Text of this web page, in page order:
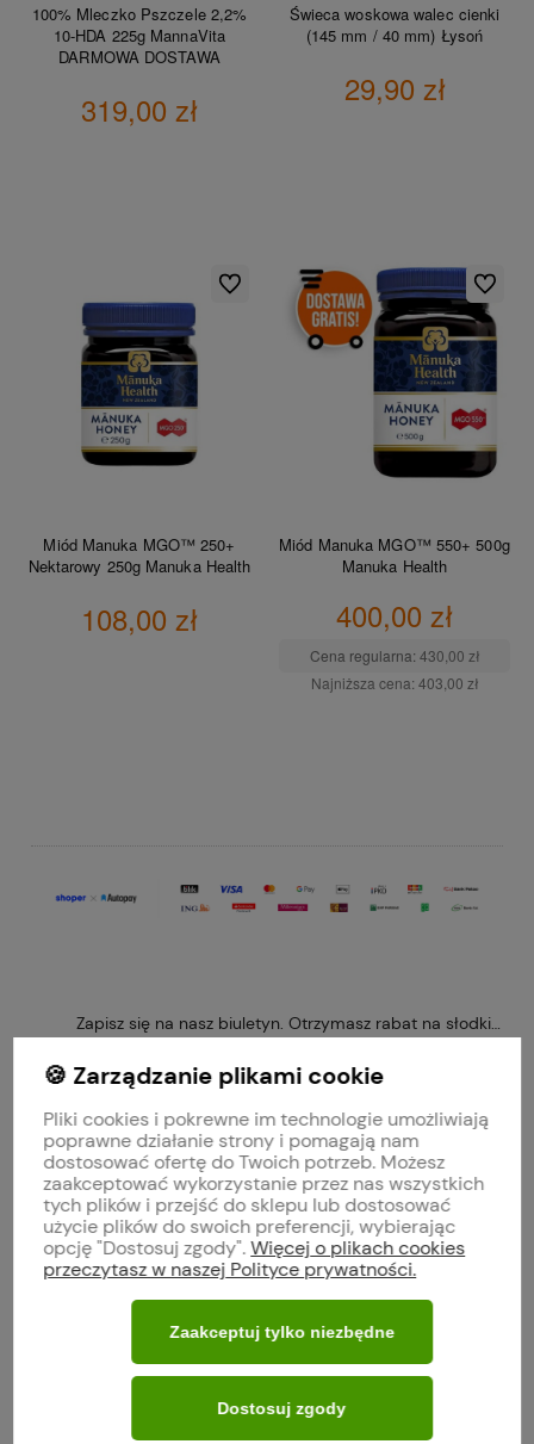
100% Mleczko Pszczele 2,2%
10-HDA 225g MannaVita
DARMOWA DOSTAWA
319,00 zł
Świeca woskowa walec cienki
(145 mm / 40 mm) Łysoń
29,90 zł
Miód Manuka MGO™ 250+
Nektarowy 250g Manuka Health
108,00 zł
Do ulubionych
Miód Manuka MGO™ 550+ 500g
Manuka Health
400,00 zł
Cena regularna: 430,00 zł
Najniższa cena: 403,00 zł
Do
Zapisz się na nasz biuletyn. Otrzymasz rabat na słodkie
polityce prywatności
Obserwuj nas na
MOJE KONTO
🍪 Zarządzanie plikami cookie
Pliki cookies i pokrewne im technologie umożliwiają
poprawne działanie strony i pomagają nam
dostosować ofertę do Twoich potrzeb. Możesz
zaakceptować wykorzystanie przez nas wszystkich
tych plików i przejść do sklepu lub dostosować
użycie plików do swoich preferencji, wybierając
opcję "Dostosuj zgody". Więcej o plikach cookies
przeczytasz w naszej Polityce prywatności.
Zaakceptuj tylko niezbędne
Dostosuj zgody